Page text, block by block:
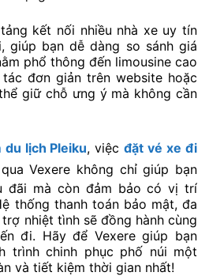
kết nối nhiều nhà xe uy tín
giúp bạn dễ dàng so sánh giá
phổ thông đến limousine cao
đơn giản trên website hoặc
giữ chỗ ưng ý mà không cần
du lịch Pleiku, việcđặt vé xe đi
Vexere không chỉ giúp bạn
đãi mà còn đảm bảo có vị trí
thống thanh toán bảo mật, đa
nhiệt tình sẽ đồng hành cùng
đi. Hãy để Vexere giúp bạn
trình chinh phục phố núi một
và tiết kiệm thời gian nhất!